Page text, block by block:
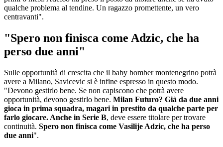
qualche problema al tendine. Un ragazzo promettente, un vero
centravanti".
"Spero non finisca come Adzic, che ha
perso due anni"
Sulle opportunità di crescita che il baby bomber montenegrino potrà
avere a Milano, Savicevic si è infine espresso in questo modo.
"Devono gestirlo bene. Se non capiscono che potrà avere
opportunità, devono gestirlo bene. Milan Futuro? Già da due anni
gioca in prima squadra, magari in prestito da qualche parte per
farlo giocare. Anche in Serie B, deve essere titolare per trovare
continuità. Spero non finisca come Vasilije Adzic, che ha perso
due anni".